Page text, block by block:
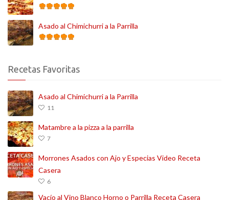
Asado al Chimichurri a la Parrilla
Recetas Favoritas
Asado al Chimichurri a la Parrilla
11
Matambre a la pizza a la parrilla
7
Morrones Asados con Ajo y Especias Video Receta
Casera
6
Vacío al Vino Blanco Horno o Parrilla Receta Casera